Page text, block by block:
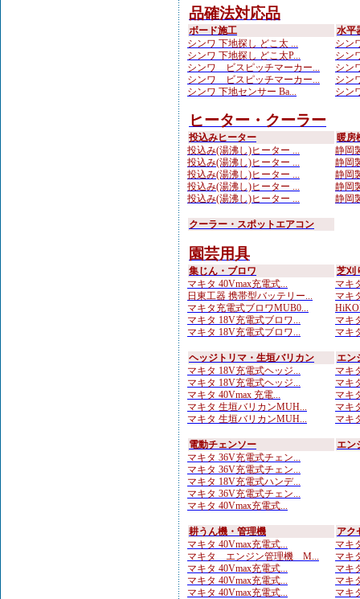
品確法対応品
ボード施工
シンワ 下地探し どこ太 ...
シンワ 下地探し どこ太P...
シンワ ビスピッチマーカー...
シンワ ビスピッチマーカー...
シンワ 下地センサー Ba...
水平
シン
シン
シン
シン
シン
ヒーター・クーラー
投込みヒーター
投込み(湯沸し)ヒーター ...
投込み(湯沸し)ヒーター ...
投込み(湯沸し)ヒーター ...
投込み(湯沸し)ヒーター ...
投込み(湯沸し)ヒーター ...
暖房
静岡
静岡
静岡
静岡
静岡
クーラー・スポットエアコン
園芸用具
集じん・ブロワ
マキタ 40Vmax充電式...
日東工器 携帯型バッテリー...
マキタ充電式ブロワMUB0...
マキタ 18V充電式ブロワ...
マキタ 18V充電式ブロワ...
芝刈
マキ
マキ
マキ
マキ
ヘッジトリマ・生垣バリカン
マキタ 18V充電式ヘッジ...
マキタ 18V充電式ヘッジ...
マキタ 40Vmax 充電...
マキタ 生垣バリカンMUH...
マキタ 生垣バリカンMUH...
エン
マキ
マキ
マキ
マキ
マキ
電動チェンソー
マキタ 36V充電式チェン...
マキタ 36V充電式チェン...
マキタ 18V充電式ハンデ...
マキタ 36V充電式チェン...
マキタ 40Vmax充電式...
エン
耕うん機・管理機
マキタ 40Vmax充電式...
マキタ エンジン管理機 M...
マキタ 40Vmax充電式...
マキタ 40Vmax充電式...
マキタ 40Vmax充電式...
アク
マキ
マキ
マキ
マキ
マキ